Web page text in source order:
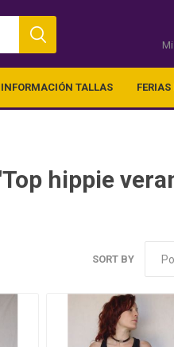
INFORMACIÓN TALLAS
hippie
SORT BY